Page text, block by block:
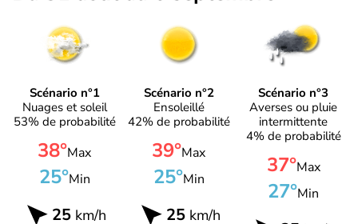
Scénario n°1
Nuages et soleil
53% de probabilité
38°Max
25°Min
25km/h
Scénario n°2
Ensoleillé
42% de probabilité
39°Max
25°Min
25km/h
Scénario n°3
Averses ou pluie
intermittente
4% de probabilité
37°Max
27°Min